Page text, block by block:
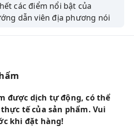
các điểm nổi bật của
dẫn viên địa phương nói
một thành phố lý tưởng cho
quan bằng xe đạp, với nhiều
con đường dành cho xe
được dịch tự động, có thể
tế của sản phẩm. Vui
khi đặt hàng!